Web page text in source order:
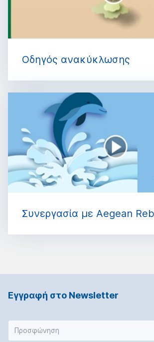
Οδηγός ανακύκλωσης
Συνεργασία με Aegean
Εγγραφή στο Νewsletter
Προσφώνηση